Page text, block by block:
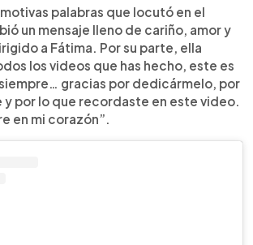
palabras que locutó en el
un mensaje lleno de cariño, amor y
a Fátima. Por su parte, ella
los videos que has hecho, este es
gracias por dedicármelo, por
por lo que recordaste en este video.
en mi corazón”.